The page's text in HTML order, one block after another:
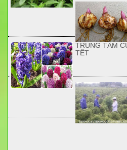
TRUNG TÂM
TẾT